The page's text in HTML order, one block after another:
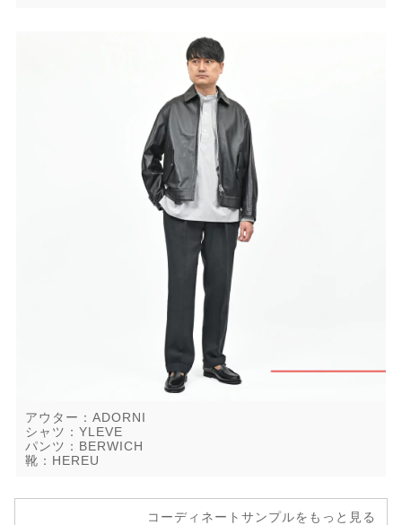
アウター：ADORNI
シャツ：YLEVE
パンツ：BERWICH
靴：HEREU
コーディネートサンプルをもっと見る